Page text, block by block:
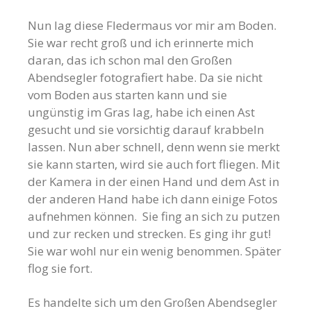
Nun lag diese Fledermaus vor mir am Boden.
Sie war recht groß und ich erinnerte mich
daran, das ich schon mal den Großen
Abendsegler fotografiert habe. Da sie nicht
vom Boden aus starten kann und sie
ungünstig im Gras lag, habe ich einen Ast
gesucht und sie vorsichtig darauf krabbeln
lassen. Nun aber schnell, denn wenn sie merkt
sie kann starten, wird sie auch fort fliegen. Mit
der Kamera in der einen Hand und dem Ast in
der anderen Hand habe ich dann einige Fotos
aufnehmen können. Sie fing an sich zu putzen
und zur recken und strecken. Es ging ihr gut!
Sie war wohl nur ein wenig benommen. Später
flog sie fort.
Es handelte sich um den Großen Abendsegler